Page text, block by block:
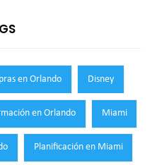
en Orlando Disney
en Orlando Miami
Planificación en Miami